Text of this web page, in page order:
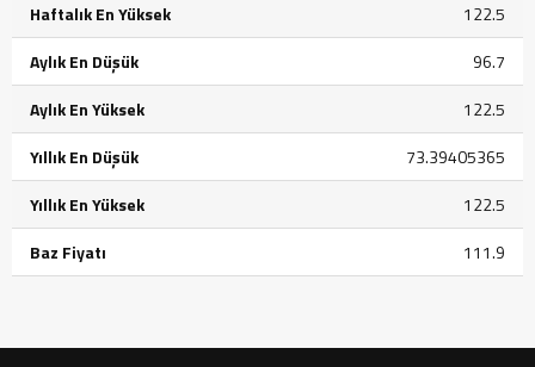
Haftalık En Yüksek
122.5
Aylık En Düşük
96.7
Aylık En Yüksek
122.5
Yıllık En Düşük
73.39405365
Yıllık En Yüksek
122.5
Baz Fiyatı
111.9